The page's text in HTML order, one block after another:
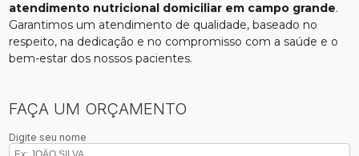
atendimento nutricional domiciliar em campo grande.
Garantimos um atendimento de qualidade, baseado no
respeito, na dedicação e no compromisso com a saúde e o
bem-estar dos nossos pacientes.
FAÇA UM ORÇAMENTO
Digite seu nome